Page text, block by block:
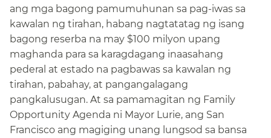
ang mga bagong pamumuhunan sa pag-iwas sa
kawalan ng tirahan, habang nagtatatag ng isang
bagong reserba na may $100 milyon upang
maghanda para sa karagdagang inaasahang
pederal at estado na pagbawas sa kawalan ng
tirahan, pabahay, at pangangalagang
pangkalusugan. At sa pamamagitan ng Family
Opportunity Agenda ni Mayor Lurie, ang San
Francisco ang magiging unang lungsod sa bansa